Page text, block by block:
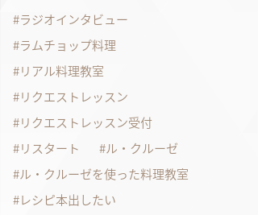
ラジオインタビュー
ラムチョップ料理
リアル料理教室
リクエストレッスン
リクエストレッスン受付
リスタート
ル・クルーゼ
ル・クルーゼを使った料理教室
レシピ本出したい